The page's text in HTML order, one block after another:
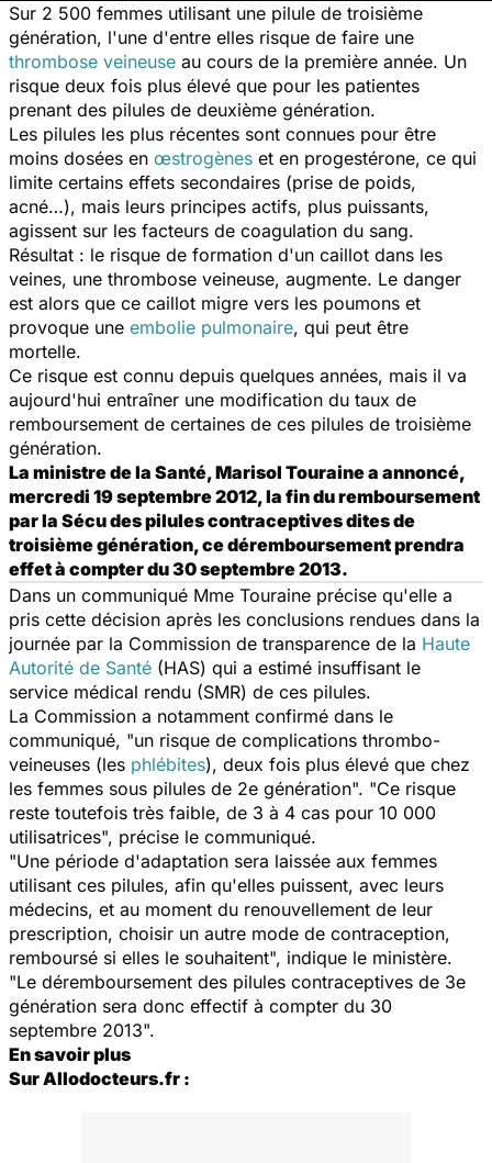
Sur 2 500 femmes utilisant une pilule de troisième
génération, l'une d'entre elles risque de faire une
thrombose veineuse au cours de la première année. Un
risque deux fois plus élevé que pour les patientes
prenant des pilules de deuxième génération.
Les pilules les plus récentes sont connues pour être
moins dosées en œstrogènes et en progestérone, ce qui
limite certains effets secondaires (prise de poids,
acné…), mais leurs principes actifs, plus puissants,
agissent sur les facteurs de coagulation du sang.
Résultat : le risque de formation d'un caillot dans les
veines, une thrombose veineuse, augmente. Le danger
est alors que ce caillot migre vers les poumons et
provoque une embolie pulmonaire, qui peut être
mortelle.
Ce risque est connu depuis quelques années, mais il va
aujourd'hui entraîner une modification du taux de
remboursement de certaines de ces pilules de troisième
génération.
La ministre de la Santé, Marisol Touraine a annoncé,
mercredi 19 septembre 2012, la fin du remboursement
par la Sécu des pilules contraceptives dites de
troisième génération, ce déremboursement prendra
effet à compter du 30 septembre 2013.
Dans un communiqué Mme Touraine précise qu'elle a
pris cette décision après les conclusions rendues dans la
journée par la Commission de transparence de la Haute
Autorité de Santé (HAS) qui a estimé insuffisant le
service médical rendu (SMR) de ces pilules.
La Commission a notamment confirmé dans le
communiqué, "un risque de complications thrombo-
veineuses (les phlébites), deux fois plus élevé que chez
les femmes sous pilules de 2e génération". "Ce risque
reste toutefois très faible, de 3 à 4 cas pour 10 000
utilisatrices", précise le communiqué.
"Une période d'adaptation sera laissée aux femmes
utilisant ces pilules, afin qu'elles puissent, avec leurs
médecins, et au moment du renouvellement de leur
prescription, choisir un autre mode de contraception,
remboursé si elles le souhaitent", indique le ministère.
"Le déremboursement des pilules contraceptives de 3e
génération sera donc effectif à compter du 30
septembre 2013".
En savoir plus
Sur Allodocteurs.fr :